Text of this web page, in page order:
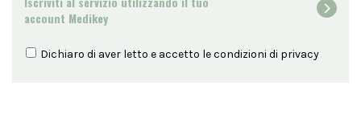
account Medikey
Dichiaro di aver letto e accetto le condizioni di privacy